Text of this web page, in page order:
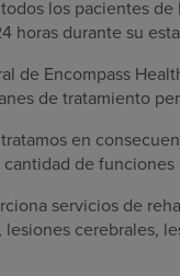
los pacientes
horas durante su
de Encompass
de tratamiento
en
de
servicios de
cerebrales,